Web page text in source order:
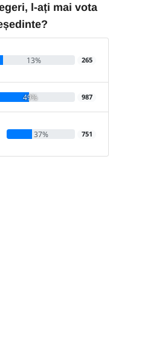
l-ați mai vota
13% 265
49% 987
37% 751